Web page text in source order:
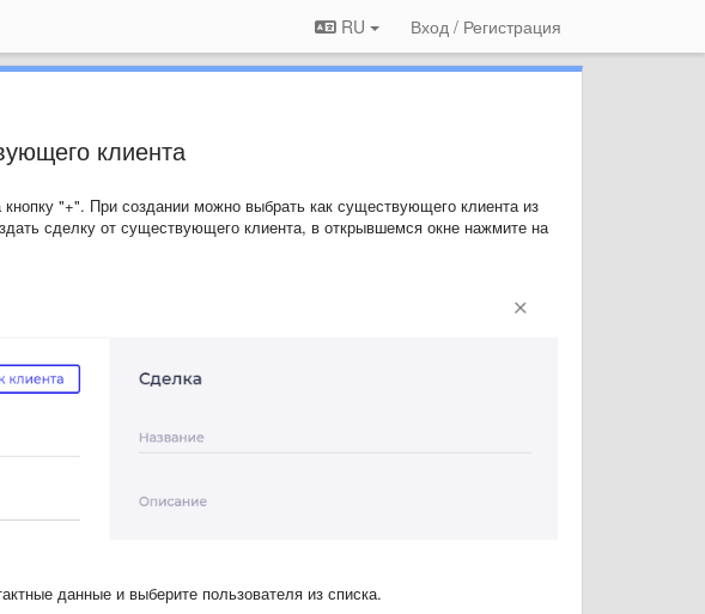
RU Вход / Регистрация
клиента
"+". При создании можно выбрать как существующего клиента из
сделку от существующего клиента, в открывшемся окне нажмите на
данные и выберите пользователя из списка.